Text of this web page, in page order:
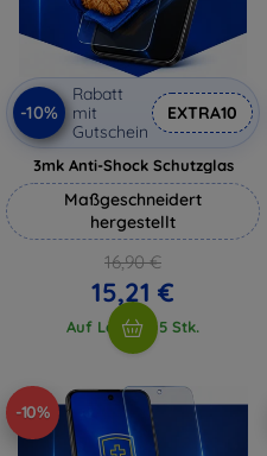
-10%
Rabatt
mit
Gutschein
EXTRA10
3mk Anti-Shock Schutzglas
Maßgeschneidert
hergestellt
16,90 €
15,21 €
Auf Lager > 5 Stk.
-10%